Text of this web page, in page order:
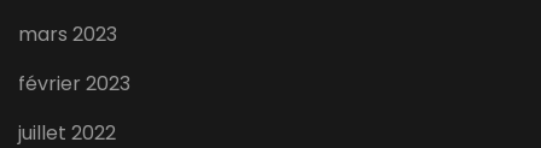
mars 2023
février 2023
juillet 2022